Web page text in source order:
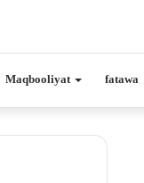
Maqbooliyat fatawa